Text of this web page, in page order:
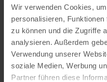
Wir verwenden Cookies,
personalisieren,
zu können und die Zugriffe
analysieren. Außerdem
Verwendung unserer
soziale Medien, Werbung
Partner führen diese
Platzangebot